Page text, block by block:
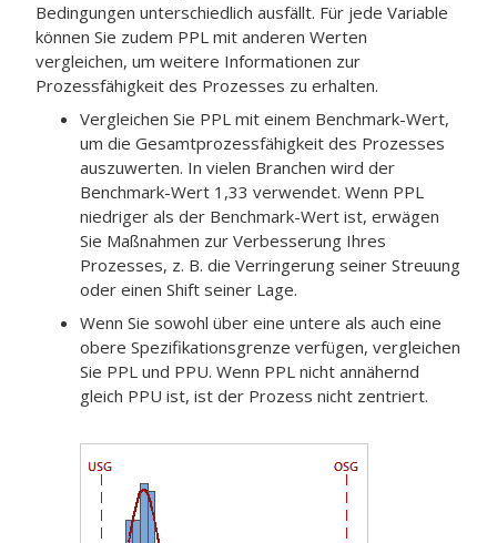
Bedingungen unterschiedlich ausfällt. Für jede Variable
können Sie zudem PPL mit anderen Werten
vergleichen, um weitere Informationen zur
Prozessfähigkeit des Prozesses zu erhalten.
Vergleichen Sie PPL mit einem Benchmark-Wert,
um die Gesamtprozessfähigkeit des Prozesses
auszuwerten. In vielen Branchen wird der
Benchmark-Wert 1,33 verwendet. Wenn PPL
niedriger als der Benchmark-Wert ist, erwägen
Sie Maßnahmen zur Verbesserung Ihres
Prozesses, z. B. die Verringerung seiner Streuung
oder einen Shift seiner Lage.
Wenn Sie sowohl über eine untere als auch eine
obere Spezifikationsgrenze verfügen, vergleichen
Sie PPL und PPU. Wenn PPL nicht annähernd
gleich PPU ist, ist der Prozess nicht zentriert.